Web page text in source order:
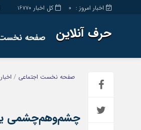
کل اخبار 16770 اخبار امروز : 0
حرف آنلاین صفحه
صفحه نخست اجتماعی / اخبار
چشم‌وهم‌چشمی